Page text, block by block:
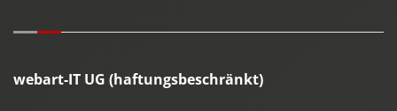
webart-IT UG (haftungsbeschränkt)